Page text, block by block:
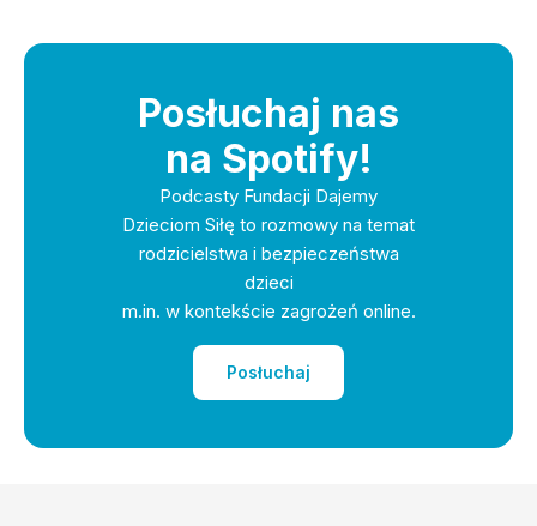
Posłuchaj nas
na Spotify!
Podcasty Fundacji Dajemy
Dzieciom Siłę to rozmowy na temat
rodzicielstwa i bezpieczeństwa
dzieci
m.in. w kontekście zagrożeń online.
Posłuchaj